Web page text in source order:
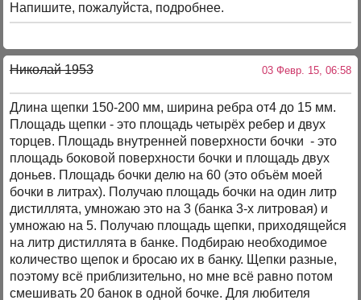
Напишите, пожалуйста, подробнее.
Николай 1953 03 Февр. 15, 06:58
Длина щепки 150-200 мм, ширина ребра от4 до 15 мм.
Площадь щепки - это площадь четырёх ребер и двух
торцев. Площадь внутренней поверхности бочки - это
площадь боковой поверхности бочки и площадь двух
доньев. Площадь бочки делю на 60 (это объём моей
бочки в литрах). Получаю площадь бочки на один литр
дистиллята, умножаю это на 3 (банка 3-х литровая) и
умножаю на 5. Получаю площадь щепки, приходящейся
на литр дистиллята в банке. Подбираю необходимое
количество щепок и бросаю их в банку. Щепки разные,
поэтому всё приблизительно, но мне всё равно потом
смешивать 20 банок в одной бочке. Для любителя